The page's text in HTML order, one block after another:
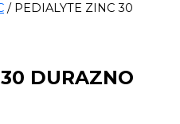
/ PEDIALYTE ZINC 30
DURAZNO